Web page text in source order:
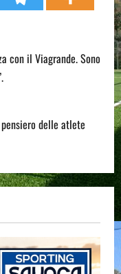
con il Viagrande. Sono
delle atlete